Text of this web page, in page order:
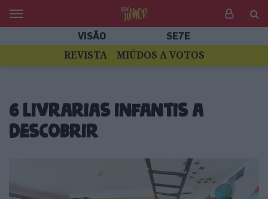
VISÃO SE7E
REVISTA MIÚDOS A VOTOS
6 livrarias infantis a
descobrir